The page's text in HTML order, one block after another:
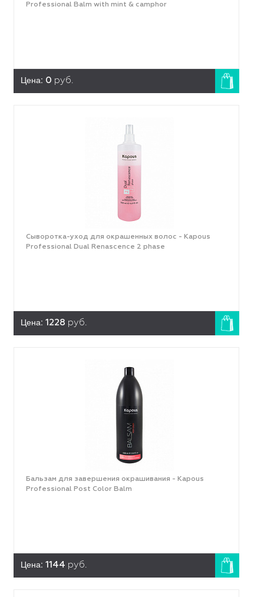
Professional Balm with mint & camphor
Цена: 0 руб.
Сыворотка-уход для окрашенных волос - Kapous
Professional Dual Renascence 2 phase
Цена: 1228 руб.
Бальзам для завершения окрашивания - Kapous
Professional Post Color Balm
Цена: 1144 руб.